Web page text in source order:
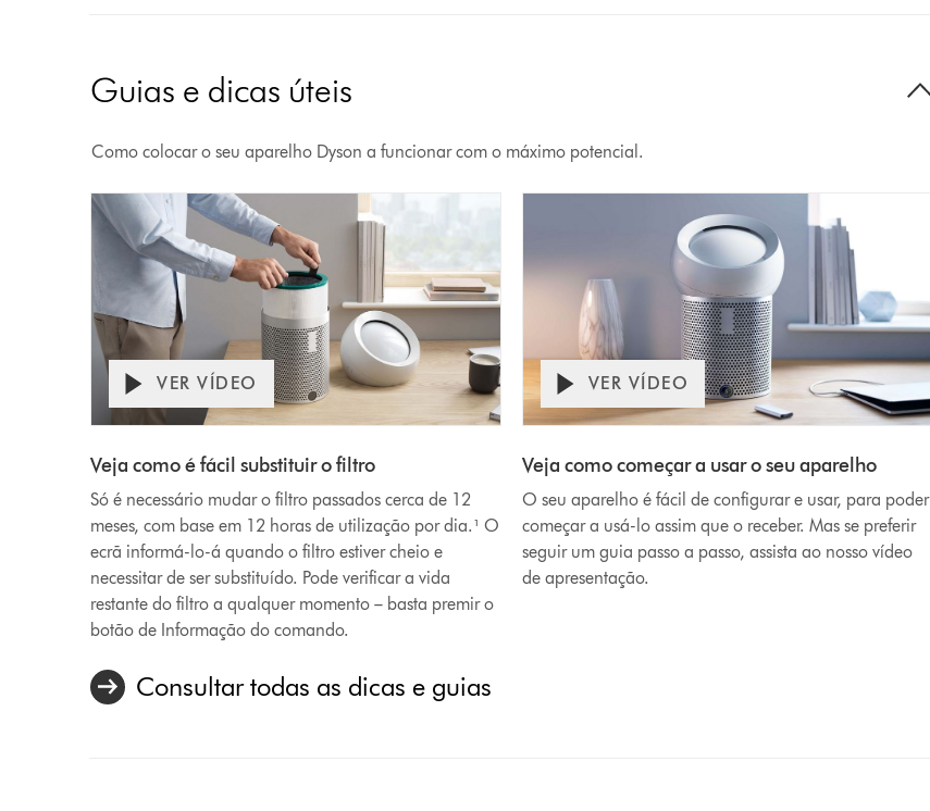
Guias e dicas úteis
Como colocar o seu aparelho Dyson a funcionar com o máximo potencial.
Transcript
transcrição
do
vídeo
VER VÍDEO
Veja como é fácil substituir o filtro
Só é necessário mudar o filtro passados cerca de 12
meses, com base em 12 horas de utilização por dia.¹ O
ecrã informá-lo-á quando o filtro estiver cheio e
necessitar de ser substituído. Pode verificar a vida
restante do filtro a qualquer momento – basta premir o
botão de Informação do comando.
Transcript
Abrir
transcrição
do
vídeo
VER VÍDEO
Veja como começar a usar o seu aparelho​
O seu aparelho é fácil de configurar e usar, para poder
começar a usá-lo assim que o receber.​ Mas se preferir
seguir um guia passo a passo, assista ao nosso vídeo
de apresentação.
Consultar todas as dicas e guias